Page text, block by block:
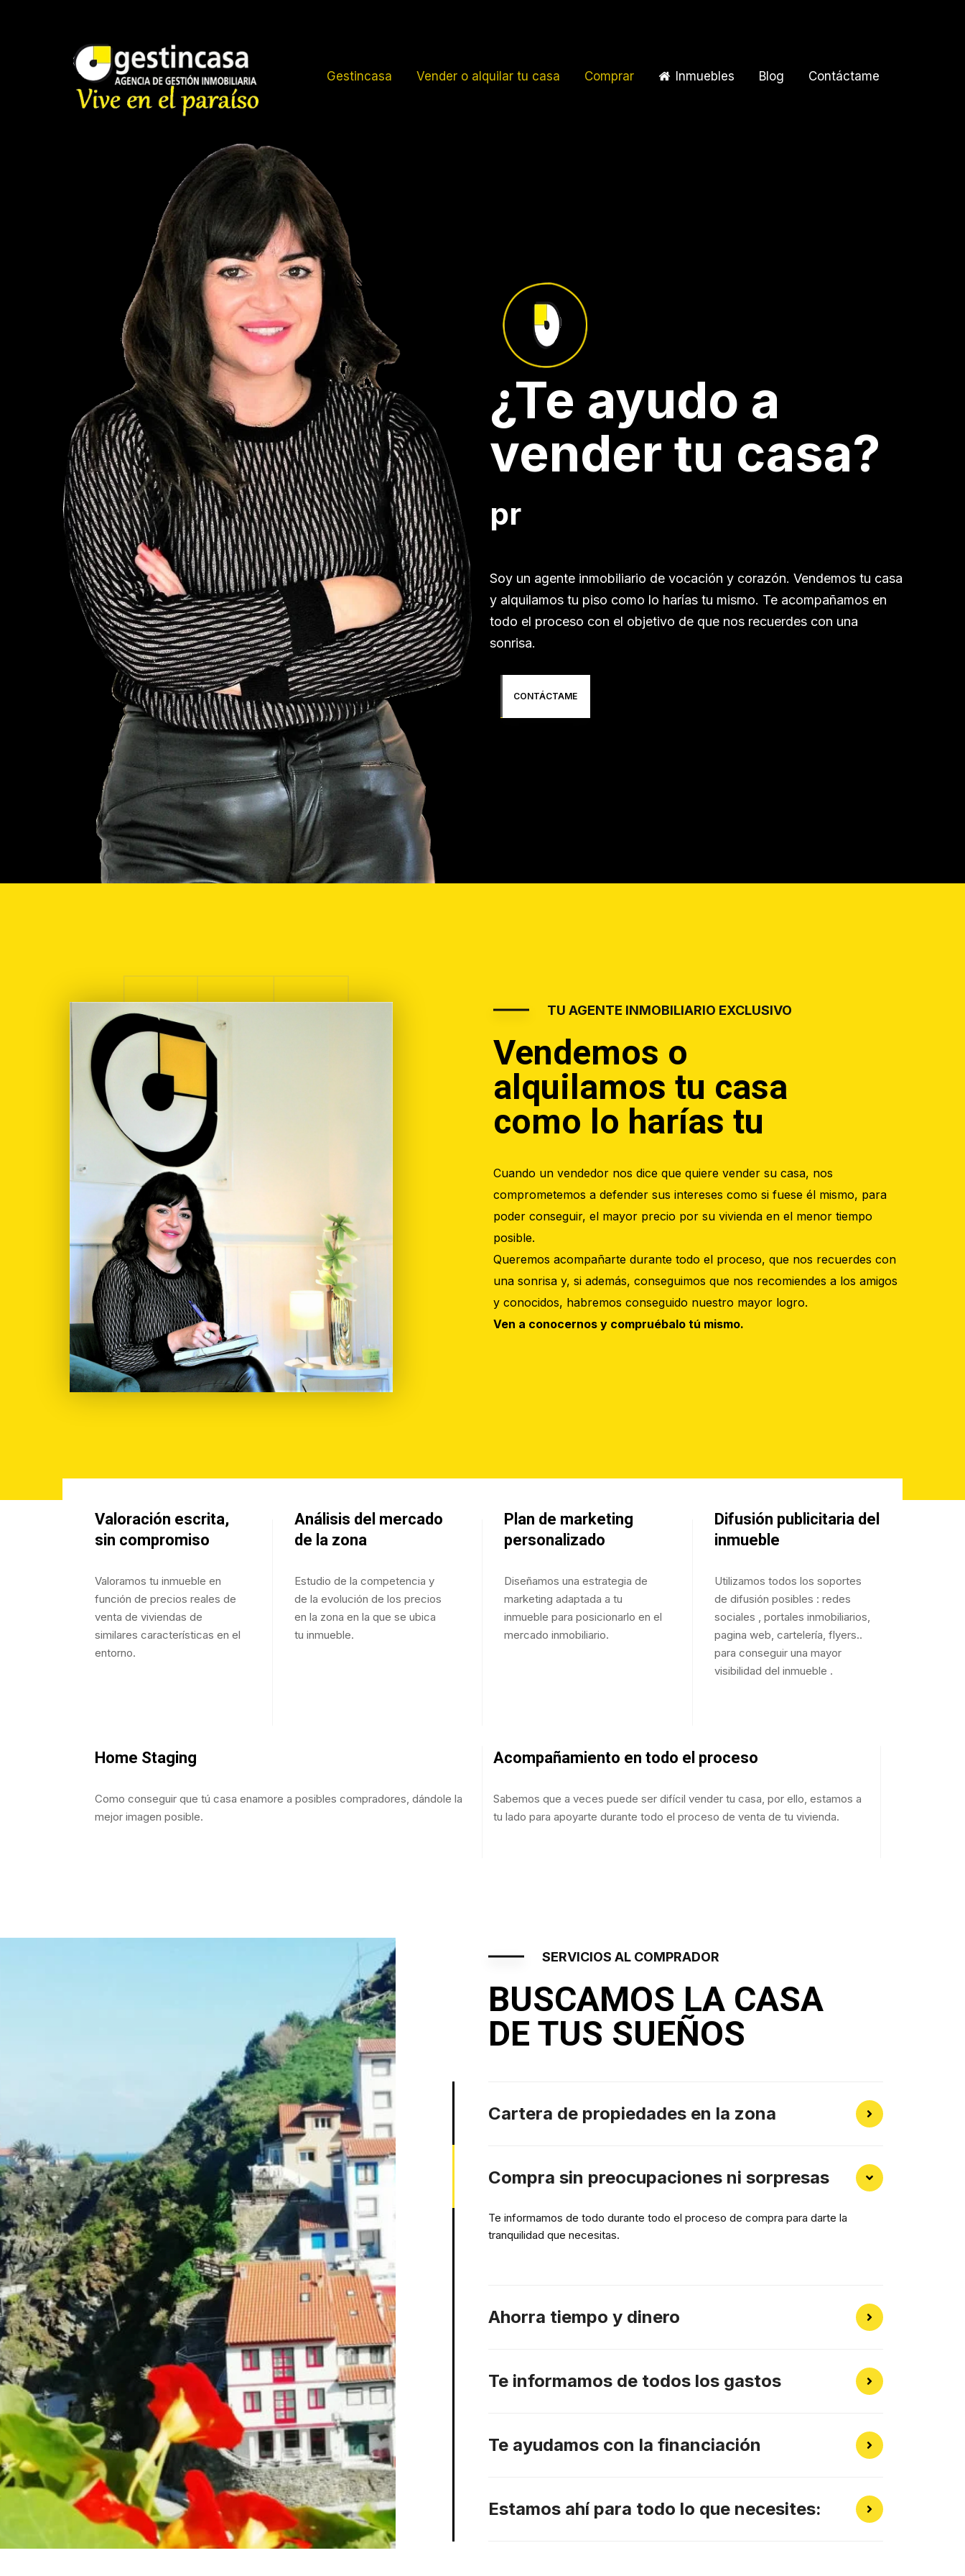
Gestincasa Vender o alquilar tu casa Comprar Inmuebles Blog Contáctame
¿Te ayudo a
vender tu casa?
profesiona
Soy un agente inmobiliario de vocación y corazón. Vendemos tu casa
y alquilamos tu piso como lo harías tu mismo. Te acompañamos en
todo el proceso con el objetivo de que nos recuerdes con una
sonrisa.
CONTÁCTAME
TU AGENTE INMOBILIARIO EXCLUSIVO
Vendemos o
alquilamos tu casa
como lo harías tu
Cuando un vendedor nos dice que quiere vender su casa, nos
comprometemos a defender sus intereses como si fuese él mismo, para
poder conseguir, el mayor precio por su vivienda en el menor tiempo
posible.
Queremos acompañarte durante todo el proceso, que nos recuerdes con
una sonrisa y, si además, conseguimos que nos recomiendes a los amigos
y conocidos, habremos conseguido nuestro mayor logro.
Ven a conocernos y compruébalo tú mismo.
Valoración escrita,
sin compromiso
Valoramos tu inmueble en
función de precios reales de
venta de viviendas de
similares características en el
entorno.
Análisis del mercado
de la zona
Estudio de la competencia y
de la evolución de los precios
en la zona en la que se ubica
tu inmueble.
Plan de marketing
personalizado
Diseñamos una estrategia de
marketing adaptada a tu
inmueble para posicionarlo en el
mercado inmobiliario.
Difusión publicitaria del
inmueble
Utilizamos todos los soportes
de difusión posibles : redes
sociales , portales inmobiliarios,
pagina web, cartelería, flyers..
para conseguir una mayor
visibilidad del inmueble .
Home Staging
Como conseguir que tú casa enamore a posibles compradores, dándole la
mejor imagen posible.
Acompañamiento en todo el proceso
Sabemos que a veces puede ser difícil vender tu casa, por ello, estamos a
tu lado para apoyarte durante todo el proceso de venta de tu vivienda.
SERVICIOS AL COMPRADOR
BUSCAMOS LA CASA
DE TUS SUEÑOS
Cartera de propiedades en la zona
Compra sin preocupaciones ni sorpresas
Te informamos de todo durante todo el proceso de compra para darte la
tranquilidad que necesitas.
Ahorra tiempo y dinero
Te informamos de todos los gastos
Te ayudamos con la financiación
Estamos ahí para todo lo que necesites: